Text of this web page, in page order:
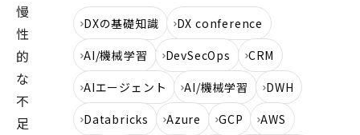
慢
性
的
な
不
足
DXの基礎知識
DX conference
AI/機械学習
DevSecOps
CRM
AIエージェント
AI/機械学習
DWH
Databricks
Azure GCP
AWS